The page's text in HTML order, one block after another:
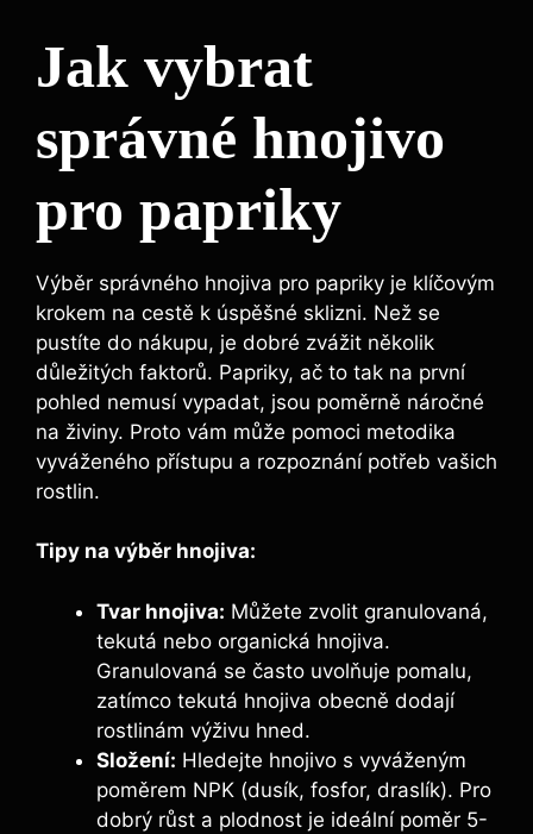
Jak vybrat
správné hnojivo
pro papriky
Výběr správného hnojiva pro papriky je ⁤klíčovým
krokem na⁢ cestě k ⁤úspěšné sklizni. Než se
pustíte do nákupu, je dobré zvážit ‌několik
důležitých faktorů. Papriky, ač to tak ⁤na první⁣
pohled nemusí vypadat, jsou ⁣poměrně náročné
na živiny. ⁣Proto⁣ vám může pomoci metodika
vyváženého‌ přístupu a rozpoznání potřeb ‌vašich
rostlin.
Tipy na výběr hnojiva:
Tvar‌ hnojiva: Můžete zvolit ⁢granulovaná,
tekutá nebo organická hnojiva.
Granulovaná​ se často uvolňuje​ pomalu,
zatímco tekutá hnojiva‍ obecně dodají
rostlinám​ výživu hned.
Složení: Hledejte hnojivo s vyváženým ​
poměrem NPK (dusík, fosfor, draslík). Pro
dobrý růst a plodnost je⁤ ideální ‍poměr 5-